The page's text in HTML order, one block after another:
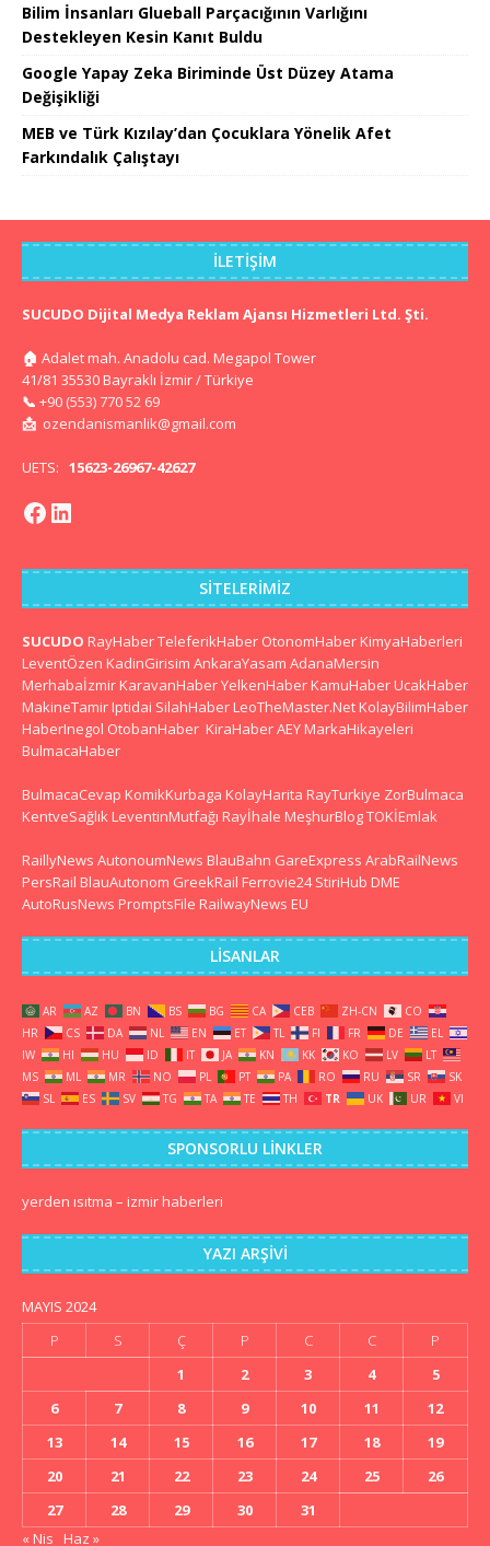
Bilim İnsanları Glueball Parçacığının Varlığını
Destekleyen Kesin Kanıt Buldu
Google Yapay Zeka Biriminde Üst Düzey Atama
Değişikliği
MEB ve Türk Kızılay’dan Çocuklara Yönelik Afet
Farkındalık Çalıştayı
İLETIŞIM
SUCUDO Dijital Medya Reklam Ajansı Hizmetleri Ltd. Şti.
🏠 Adalet mah. Anadolu cad. Megapol Tower
41/81 35530 Bayraklı İzmir / Türkiye
📞 +90 (553) 770 52 69
📩 ozendanismanlik@gmail.com
UETS: 15623-26967-42627
SITELERIMIZ
SUCUDO RayHaberTeleferikHaber OtonomHaber KimyaHaberleri
LeventÖzen KadinGirisim AnkaraYasam AdanaMersin
Merhabaİzmir KaravanHaberYelkenHaber KamuHaber UcakHaber
MakineTamir Iptidai SilahHaber LeoTheMaster.Net KolayBilimHaber
HaberInegol OtobanHaber KiraHaberAEY MarkaHikayeleri
BulmacaHaber
BulmacaCevap KomikKurbaga KolayHarita RayTurkiye ZorBulmaca
KentveSağlık LeventinMutfağı Rayİhale MeşhurBlogTOKİEmlak
RaillyNews AutonoumNews BlauBahn GareExpress ArabRailNews
PersRail BlauAutonom GreekRail Ferrovie24 StiriHub DME
AutoRusNews PromptsFile RailwayNews EU
LISANLAR
AR AZ BN BS BG CA CEB ZH-CN
CO
HR
CS DA NL EN ET TL FI FR DE
EL
IW
HI HU ID IT JA KN KK KO LV
LT
MS
ML MR NO PL PT PA RO RU SR
SK
SL
ES SV TG TA TE TH TR UK UR VI
SPONSORLU LINKLER
yerden ısıtma – izmir haberleri
YAZI ARŞIVI
MAYIS 2024
P
S Ç P C C
P
1
2 3 4
5
6
7 8 9 10 11
12
13
14 15 16 17 18
19
20
21 22 23 24 25
26
27
28 29 30
31
« Nis
Haz »